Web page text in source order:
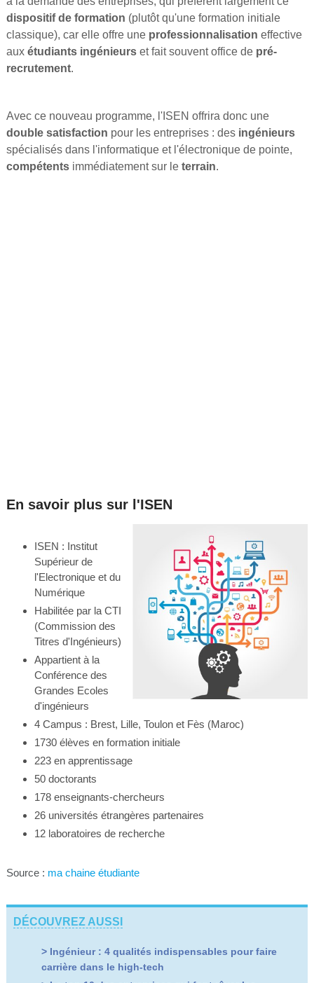
dispositif de formation (plutôt qu'une formation initiale
classique), car elle offre une professionnalisation effective
aux étudiants ingénieurset fait souvent office depré-
recrutement.
Avec ce nouveau programme, l'ISEN offrira donc une
double satisfaction pour les entreprises : des ingénieurs
spécialisés dans l'informatique et l'électronique de pointe,
compétentsimmédiatement sur le terrain.
En savoir plus sur l'ISEN
ISEN : Institut
Supérieur de
l'Electronique et du
Numérique
Habilitée par la CTI
(Commission des
Titres d'Ingénieurs)
Appartient à la
Conférence des
Grandes Ecoles
d'ingénieurs
4 Campus : Brest, Lille, Toulon et Fès (Maroc)
1730 élèves en formation initiale
223 en apprentissage
50 doctorants
178 enseignants-chercheurs
26 universités étrangères partenaires
12 laboratoires de recherche
Source : ma chaine étudiante
DÉCOUVREZ AUSSI
> Ingénieur : 4 qualités indispensables pour faire
carrière dans le high-tech